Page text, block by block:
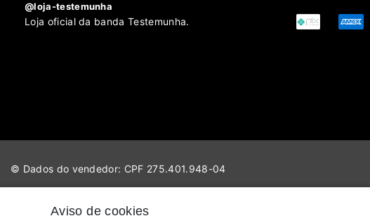
Aviso de cookies
@loja-testemunha
Loja oficial da banda Testemunha.
© Dados do vendedor: CPF 275.401.948-04